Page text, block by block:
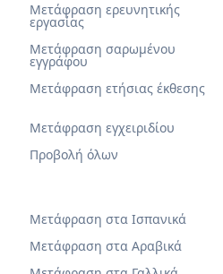
Μετάφραση ερευνητικής
εργασίας
Μετάφραση σαρωμένου
εγγράφου
Μετάφραση ετήσιας έκθεσης
Μετάφραση εγχειριδίου
Προβολή όλων
Μετάφραση στα Ισπανικά
Μετάφραση στα Αραβικά